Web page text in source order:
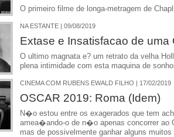
O primeiro filme de longa-metragem de
NA ESTANTE | 09/08/2019
Extase e Insatisfacao de uma
O ultimo magnata e? um retrato da velha
plena intimidade com esta maquina de
CINEMA COM RUBENS EWALD FILHO | 17/02/2019
OSCAR 2019: Roma (Idem)
N�o estou entre os exagerados que tem
amea�ando-o de n�o apenas concorrer ao
mas de possivelmente ganhar alguns muitos